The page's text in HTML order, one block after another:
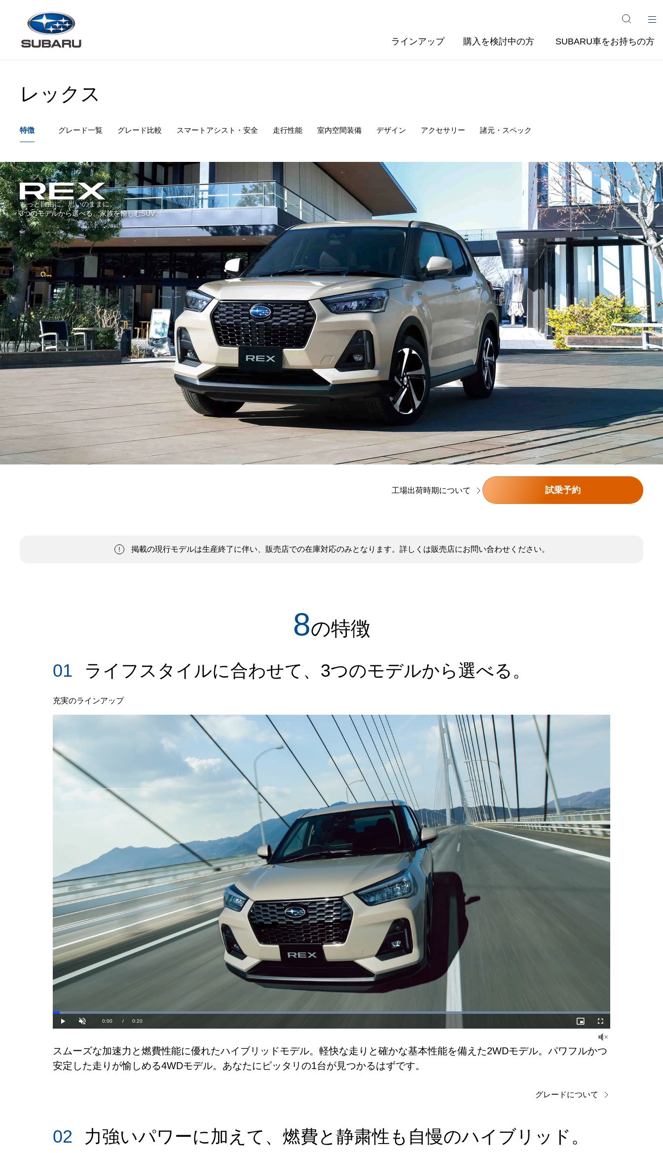
ラインアップ 購入を検討中の方 SUBARU車をお持ちの方
レックス
特徴 グレード一覧 グレード 比較 スマートアシスト・安全 走行性能 室内空間装備 デザイン アクセサリー 諸元・スペック
もっと自由に、思いのままに。
3つのモデルから選べる、家族を愉しむSUV。
工場出荷時期について 試乗予約
掲載の現行モデルは生産終了に伴い、販売店での在庫対応のみとなります。詳しくは販売店にお問い合わせください。
8の特徴
01 ライフスタイルに合わせて、3つのモデルから選べる。
充実のラインアップ
Play Unmute Current
0:00 / Duration
0:20
Loaded:
Picture-
in-
Fullscreen
スムーズな加速力と燃費性能に優れたハイブリッドモデル。軽快な走りと確かな基本性能を備えた2WDモデル。パワフルかつ
安定した走りが愉しめる4WDモデル。あなたにピッタリの1台が見つかるはずです。
グレードについて
02 力強いパワーに加えて、燃費と静粛性も自慢のハイブリッド。